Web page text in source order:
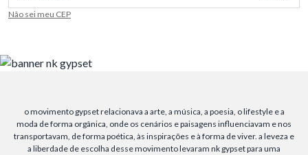
Não sei meu CEP
o movimento gypset relacionava a arte, a música, a poesia, o lifestyle e a
moda de forma orgânica, onde os cenários e paisagens influenciavam e nos
transportavam, de forma poética, às inspirações e à forma de viver. a leveza e
a liberdade de escolha desse movimento levaram nk gypset para uma